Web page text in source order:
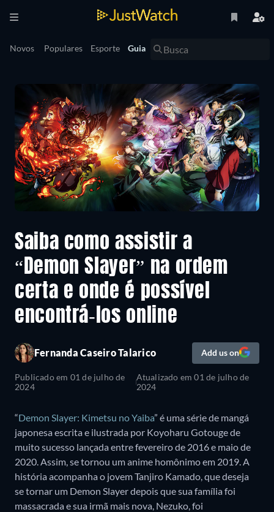
Novos Populares Esporte Guia
Saiba como assistir a
“Demon Slayer” na ordem
certa e onde é possível
encontrá-los online
Fernanda Caseiro Talarico Add us on
Publicado em 01 de julho de
2024
Atualizado em01 de julho de
2024
“Demon Slayer: Kimetsu no Yaiba” é uma série de mangá
japonesa escrita e ilustrada por Koyoharu Gotouge de
muito sucesso lançada entre fevereiro de 2016 e maio de
2020. Assim, se tornou um anime homônimo em 2019. A
história acompanha o jovem Tanjiro Kamado, que deseja
se tornar um Demon Slayer depois que sua família foi
massacrada e sua irmã mais nova, Nezuko, foi